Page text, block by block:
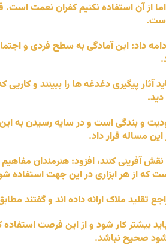
از آن استفاده نکنیم کفران نعمت
داد: این آمادگی به سطح فردی و
پیگیری دغدغه ها را ببینند و کاریی
دید.
و بندگی است و در سایه رسیدن به
مساله قرار داد.
آفرینی کنند، افزود: هنرمندان
که از هر ابزاری در این جهت استفاده
ملاک ارائه داده اند و گفتند
بیشتر کار شود و از این فرصت
شود صحیح نباشد.